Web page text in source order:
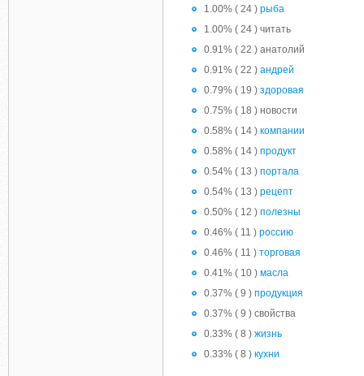
1.00% ( 24 ) рыба
1.00% ( 24 ) читать
0.91% ( 22 ) анатолий
0.91% ( 22 ) андрей
0.79% ( 19 ) здоровая
0.75% ( 18 ) новости
0.58% ( 14 ) компании
0.58% ( 14 ) продукт
0.54% ( 13 ) портала
0.54% ( 13 ) рецепт
0.50% ( 12 ) полезны
0.46% ( 11 ) россию
0.46% ( 11 ) торговая
0.41% ( 10 ) масла
0.37% ( 9 ) продукция
0.37% ( 9 ) свойства
0.33% ( 8 ) жизнь
0.33% ( 8 ) кухни